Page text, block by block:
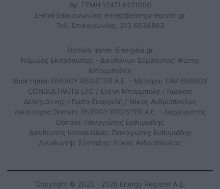
Αρ. ΓΕΜΗ 124714401000
E-mail Επικοινωνίας: enreg@energyregister.gr
Τηλ. Επικοινωνίας: 210 6534882
Domain name: iEnergeia.gr
Νόμιμος Εκπρόσωπος - Διευθύνων Σύμβουλος: Φώτης
Μπορμπόλης
Ιδιοκτησία: ENERGY REGISTER Α.Ε. - Μέτοχοι: TAM ENERGY
CONSULTANTS LTD / Ελένη Μπορμπόλη / Γιώργος
Δεληγιάννης / Γιώτα Ευαγγελή / Νίκος Ανδριόπουλος
Δικαιούχος Domain: ENERGY REGISTER Α.Ε. - Διαχειριστής
Domain: Παναγιώτης Ευθυμιάδης
Διευθυντής Ιστοσελίδας: Παναγιώτης Ευθυμιάδης
Διευθυντής Σύνταξης: Νίκος Ανδριόπουλος
Copyright © 2023 - 2026 Energy Register Α.Ε.